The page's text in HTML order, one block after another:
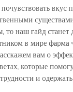
вкус
то наш гайд станет
в мире фарма
вам о
которые
и